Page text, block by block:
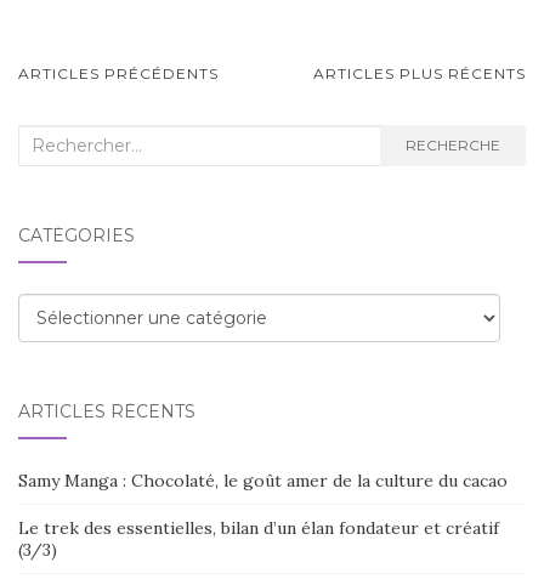
NAVIGATION
SEIN
ARTICLES
ARTICLES PRÉCÉDENTS ARTICLES PLUS RÉCENTS
Recherche
RECHERCHE
CATÉGORIES
Catégories
ARTICLES RÉCENTS
Samy Manga : Chocolaté, le goût amer de la culture du cacao
Le trek des essentielles, bilan d’un élan fondateur et créatif
(3/3)